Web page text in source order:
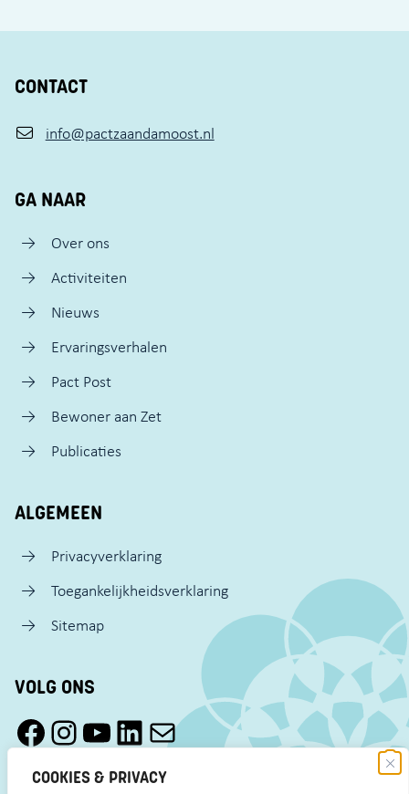
COOKIES & PRIVACY
CONTACT
info@pactzaandamoost.nl
GA NAAR
Over ons
Activiteiten
Nieuws
Ervaringsverhalen
Pact Post
Bewoner aan Zet
Publicaties
ALGEMEEN
Privacyverklaring
Toegankelijkheidsverklaring
Sitemap
VOLG ONS
Facebook Pact Zaandam OostInstagram Pact Zaandam OostYouTube Pact Zaandam OostLinkedIn
Mail